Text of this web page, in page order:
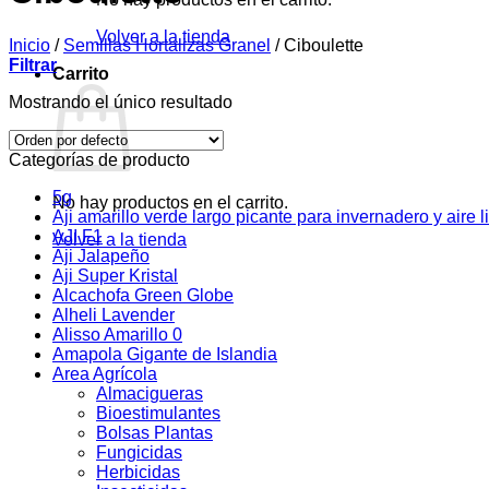
Volver a la tienda
Carrito
No hay productos en el carrito.
Volver a la tienda
Inicio / Semillas Hortalizas Granel /Ciboulette
Filtrar
Mostrando el único resultado
Categorías de producto
5g
Aji amarillo verde largo picante para invernadero y aire
AJI F1
Aji Jalapeño
Aji Super Kristal
Alcachofa Green Globe
Alheli Lavender
Alisso Amarillo 0
Amapola Gigante de Islandia
Area Agrícola
Almacigueras
Bioestimulantes
Bolsas Plantas
Fungicidas
Herbicidas